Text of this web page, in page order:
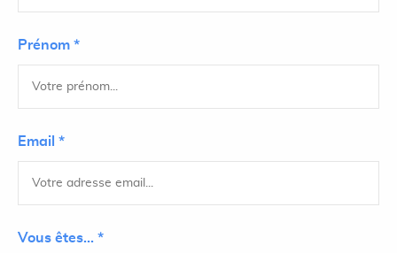
Prénom *
Email *
Vous êtes... *